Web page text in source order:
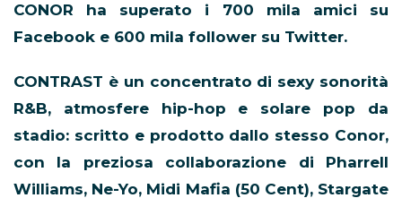
CONOR ha superato i 700 mila amici su
Facebook e 600 mila follower su Twitter.
CONTRAST è un concentrato di sexy sonorità
R&B, atmosfere hip-hop e solare pop da
stadio: scritto e prodotto dallo stesso Conor,
con la preziosa collaborazione di Pharrell
Williams, Ne-Yo, Midi Mafia (50 Cent), Stargate